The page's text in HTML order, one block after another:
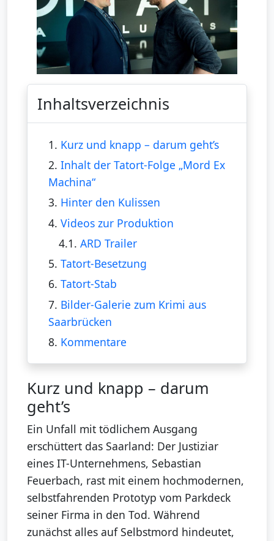
Inhaltsverzeichnis
1. Kurz und knapp – darum geht’s
2. Inhalt der Tatort-Folge „Mord Ex
Machina“
3. Hinter den Kulissen
4. Videos zur Produktion
4.1.ARD Trailer
5. Tatort-Besetzung
6. Tatort-Stab
7. Bilder-Galerie zum Krimi aus
Saarbrücken
8. Kommentare
Kurz und knapp – darum
geht’s
Ein Unfall mit tödlichem Ausgang
erschüttert das Saarland: Der Justiziar
eines IT-Unternehmens, Sebastian
Feuerbach, rast mit einem hochmodernen,
selbstfahrenden Prototyp vom Parkdeck
seiner Firma in den Tod. Während
zunächst alles auf Selbstmord hindeutet,